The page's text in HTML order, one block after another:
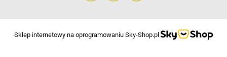
Sklep internetowy na oprogramowaniu Sky-Shop.pl